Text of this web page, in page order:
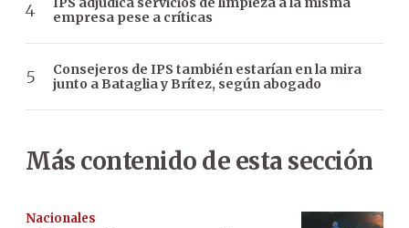
empresa pese a críticas
Consejeros de IPS también estarían en la mira
junto a Bataglia y Brítez, según abogado
Más contenido de esta sección
Nacionales